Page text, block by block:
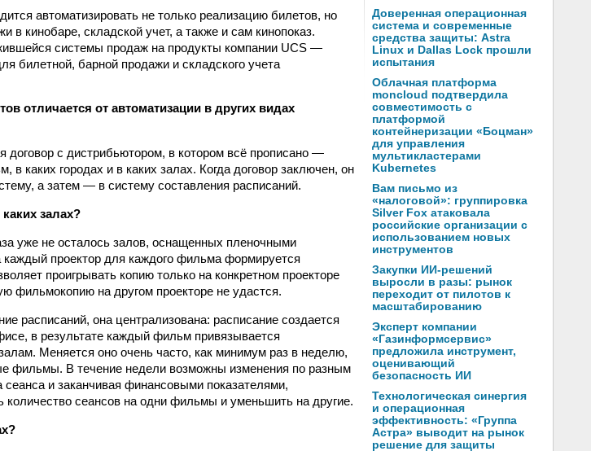
автоматизировать не только реализацию билетов, но
кинобаре, складской учет, а также и сам кинопоказ.
системы продаж на продукты компании UCS —
билетной, барной продажи и складского учета
отличается от автоматизации в других видах
с дистрибьютором, в котором всё прописано —
каких городах и в каких залах. Когда договор заключен, он
а затем — в систему составления расписаний.
залах?
уже не осталось залов, оснащенных пленочными
каждый проектор для каждого фильма формируется
проигрывать копию только на конкретном проекторе
фильмокопию на другом проекторе не удастся.
расписаний, она централизована: расписание создается
в результате каждый фильм привязывается
Меняется оно очень часто, как минимум раз в неделю,
фильмы. В течение недели возможны изменения по разным
сеанса и заканчивая финансовыми показателями,
количество сеансов на одни фильмы и уменьшить на другие.
Доверенная операционная
система и современные
средства защиты: Astra
Linux и Dallas Lock прошли
испытания
Облачная платформа
moncloud подтвердила
совместимость с
платформой
контейнеризации «Боцман»
для управления
мультикластерами
Kubernetes
Вам письмо из
«налоговой»: группировка
Silver Fox атаковала
российские организации с
использованием новых
инструментов
Закупки ИИ-решений
выросли в разы: рынок
переходит от пилотов к
масштабированию
Эксперт компании
«Газинформсервис»
предложила инструмент,
оценивающий
безопасность ИИ
Технологическая синергия
и операционная
эффективность: «Группа
Астра» выводит на рынок
решение для защиты